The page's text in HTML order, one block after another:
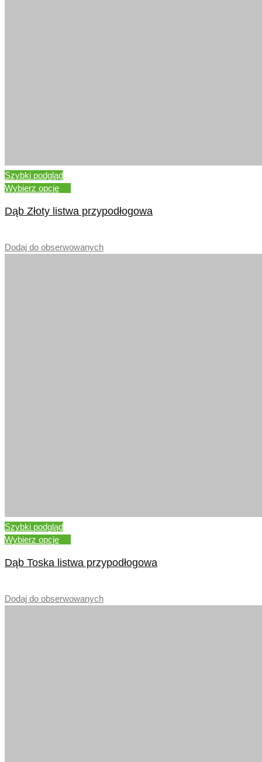
Szybki podgląd
Wybierz opcje
Dąb Złoty listwa przypodłogowa
Dodaj do obserwowanych
Szybki podgląd
Wybierz opcje
Dąb Toska listwa przypodłogowa
Dodaj do obserwowanych